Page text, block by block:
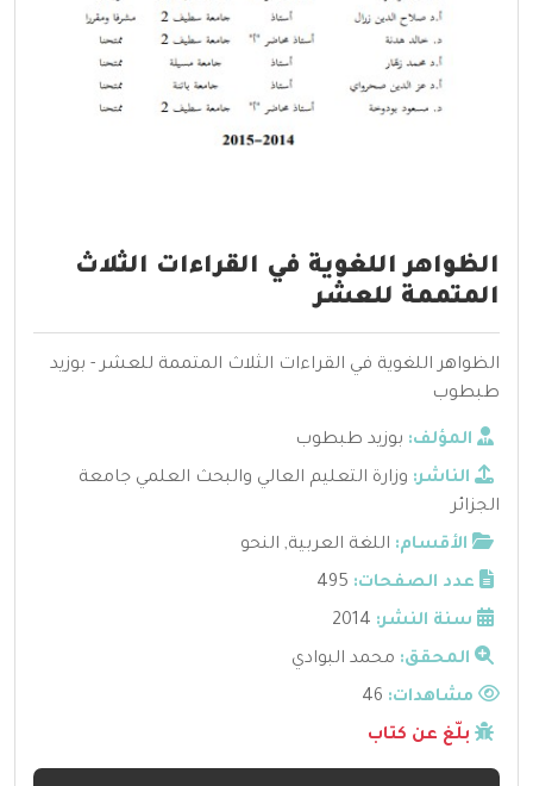
الظواهر اللغوية في القراءات الثلاث
المتممة للعشر
الظواهر اللغوية في القراءات الثلاث المتممة للعشر - بوزيد
طبطوب
المؤلف: بوزيد طبطوب
الناشر: وزارة التعليم العالي والبحث العلمي جامعة
الجزائر
الأقسام: اللغة العربية, النحو
عدد الصفحات: 495
سنة النشر: 2014
المحقق: محمد البوادي
مشاهدات:
بلّغ عن كتاب